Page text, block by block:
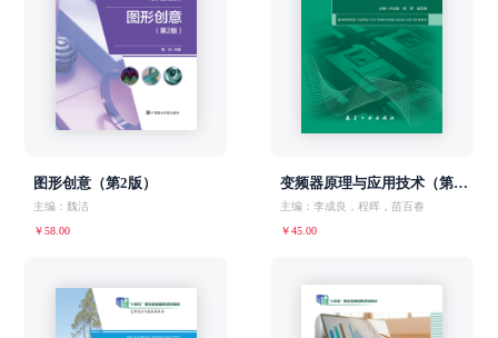
图形创意（第2版）
主编：魏洁
￥58.00
变频器原理与应用技术（第二版）
主编：李成良，程晖，苗百春
￥45.00